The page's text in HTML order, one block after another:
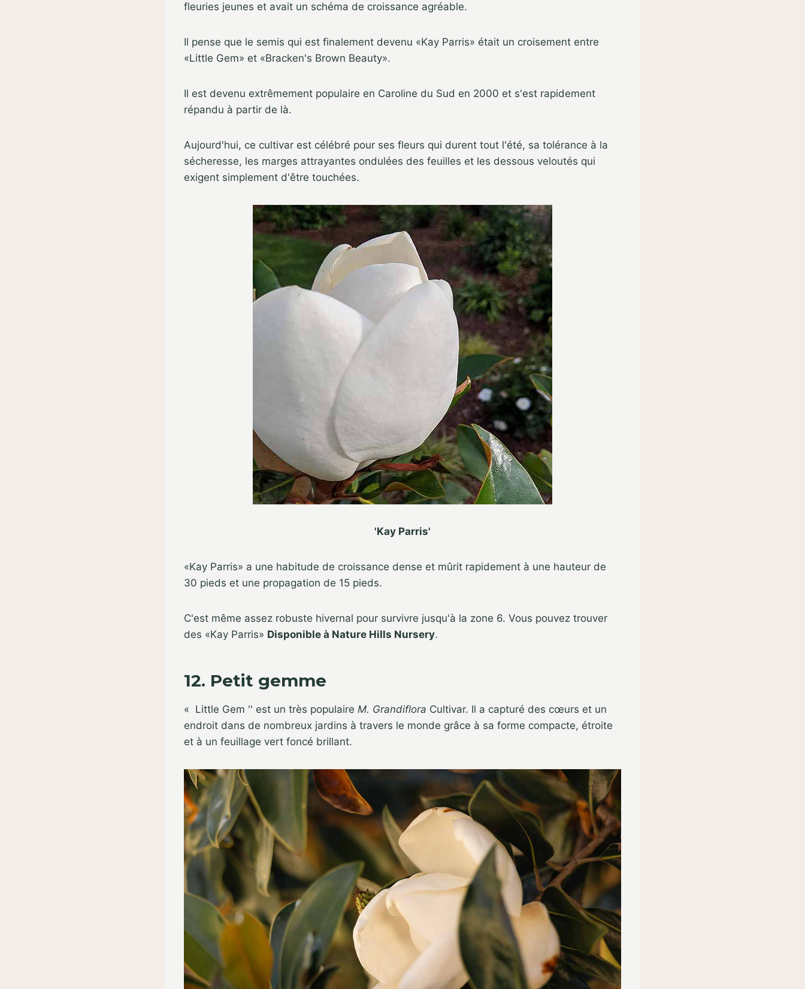
fleuries jeunes et avait un schéma de croissance agréable.
Il pense que le semis qui est finalement devenu «Kay Parris» était un croisement entre
«Little Gem» et «Bracken's Brown Beauty».
Il est devenu extrêmement populaire en Caroline du Sud en 2000 et s'est rapidement
répandu à partir de là.
Aujourd'hui, ce cultivar est célébré pour ses fleurs qui durent tout l'été, sa tolérance à la
sécheresse, les marges attrayantes ondulées des feuilles et les dessous veloutés qui
exigent simplement d'être touchées.
'Kay Parris'
«Kay Parris» a une habitude de croissance dense et mûrit rapidement à une hauteur de
30 pieds et une propagation de 15 pieds.
C'est même assez robuste hivernal pour survivre jusqu'à la zone 6. Vous pouvez trouver
des «Kay Parris» Disponible à Nature Hills Nursery.
12. Petit gemme
« Little Gem '' est un très populaire M. Grandiflora Cultivar. Il a capturé des cœurs et un
endroit dans de nombreux jardins à travers le monde grâce à sa forme compacte, étroite
et à un feuillage vert foncé brillant.